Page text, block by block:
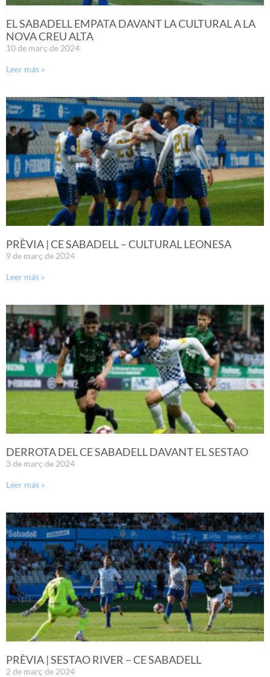
EL SABADELL EMPATA DAVANT LA CULTURAL A LA
NOVA CREU ALTA
10 de març de 2024
Leer más »
PRÈVIA | CE SABADELL – CULTURAL LEONESA
9 de març de 2024
Leer más »
DERROTA DEL CE SABADELL DAVANT EL SESTAO
3 de març de 2024
Leer más »
PRÈVIA | SESTAO RIVER – CE SABADELL
2 de març de 2024